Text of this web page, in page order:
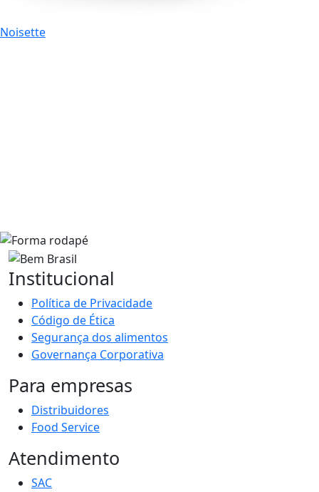
Noisette
Institucional
Política de Privacidade
Código de Ética
Segurança dos alimentos
Governança Corporativa
Para empresas
Distribuidores
Food Service
Atendimento
SAC